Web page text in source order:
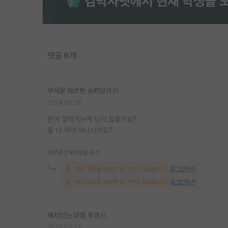
댓글 6개
무서운 에르빈 슈뢰딩거
분야 맞춰가는게 낫지 않을까요?
둘 다 자대 아니신거죠?
대댓글 2개 대댓글 쓰기
해당 댓글을 보려면 로그인이 필요합니다. 로그인하기
해당 댓글을 보려면 로그인이 필요합니다. 로그인하기
재치있는 미셸 푸코